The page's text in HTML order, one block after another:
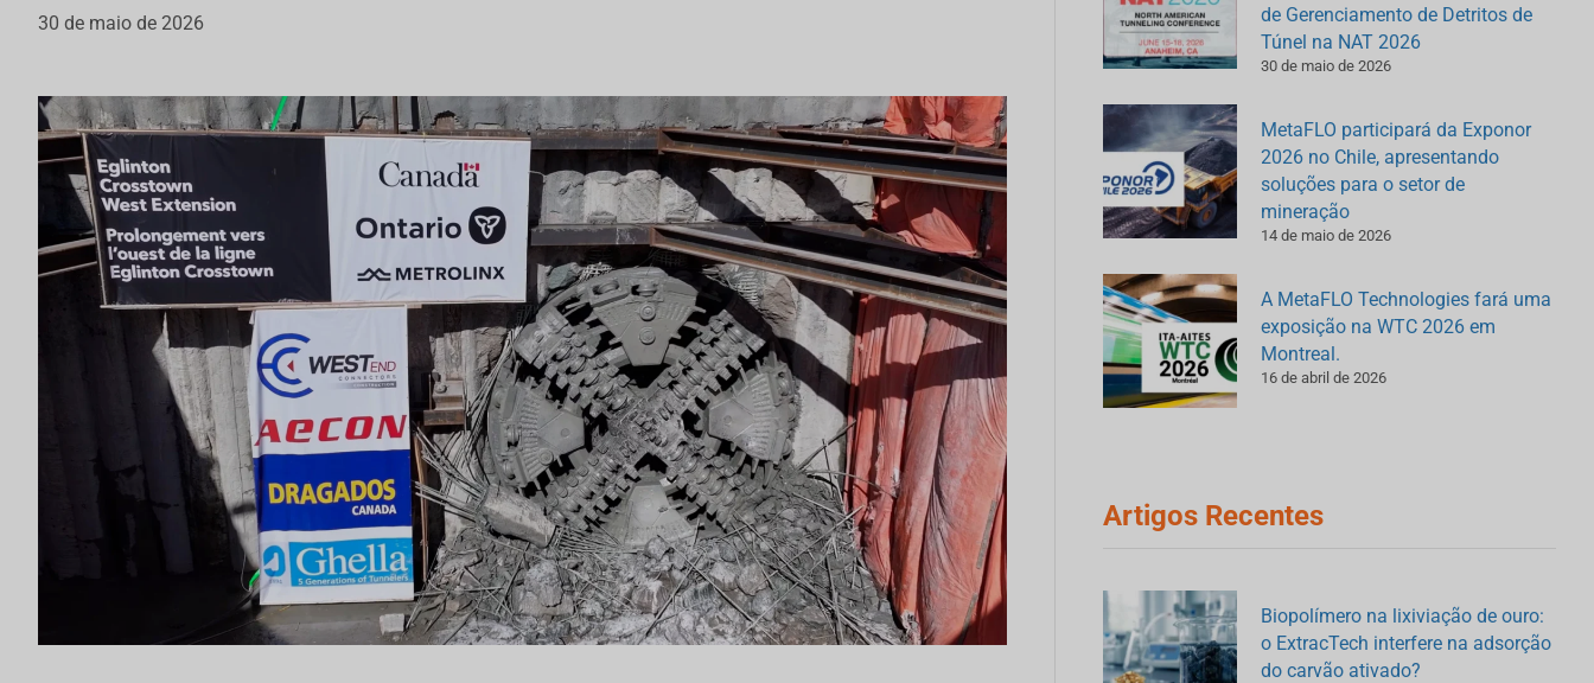
30 de maio de 2026
de Gerenciamento de Detritos de
Túnel na NAT 2026
30 de maio de 2026
MetaFLO participará da Exponor
2026 no Chile, apresentando
soluções para o setor de
mineração
14 de maio de 2026
A MetaFLO Technologies fará uma
exposição na WTC 2026 em
Montreal.
16 de abril de 2026
Artigos Recentes
Biopolímero na lixiviação de ouro:
o ExtracTech interfere na adsorção
do carvão ativado?